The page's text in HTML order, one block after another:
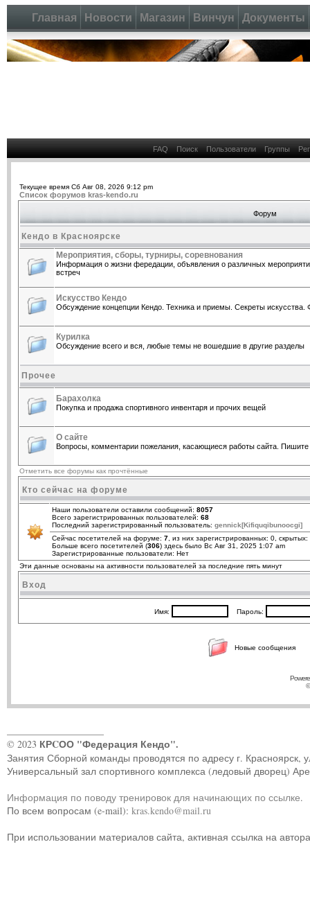
Главная Новости Магазин Винчун Документы
FAQ Поиск Пользователи Группы
Текущее время Сб Авг 08, 2026 9:12 pm
Список форумов kras-kendo.ru
Форум
Кендо в Красноярске
Мероприятия, сборы, турниры, соревнования
Информация о жизни фередации, объявления о различных
встреч
Искусство Кендо
Обсуждение концепции Кендо. Техника и приемы. Секреты искусства.
Курилка
Обсуждение всего и вся, любые темы не вошедшие в другие разделы
Прочее
Барахолка
Покупка и продажа спортивного инвентаря и прочих вещей
О сайте
Вопросы, комментарии пожелания, касающиеся работы сайта.
Отметить все форумы как прочтённые
Кто сейчас на форуме
Наши пользователи оставили сообщений: 8057
Всего зарегистрированных пользователей: 68
Последний зарегистрированный пользователь: gennick[Kifiquqibunoocgi]
Сейчас посетителей на форуме: 7 , из них зарегистрированных: 0,
Больше всего посетителей (306) здесь было Вс Авг 31, 2025 1:07 am
Зарегистрированные пользователи: Нет
Эти данные основаны на активности пользователей за последние пять минут
Вход
Имя: Пароль:
Новые сообщения
© 2023 КРCОО "Федерация Кендо".
Занятия Сборной команды проводятся по адресу г. Красноярск,
Универсальный зал спортивного комплекса (ледовый дворец)
Информация по поводу тренировок для начинающих по ссылке.
По всем вопросам (e-mail): kras.kendo@mail.ru
При использовании материалов сайта, активная ссылка на